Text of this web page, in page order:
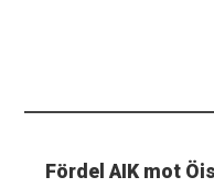
Fördel AIK mot